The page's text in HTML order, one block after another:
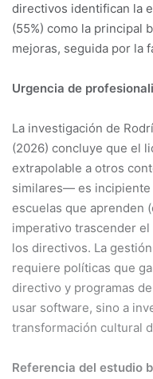
directivos identifican la
(55%) como la principal
mejoras, seguida por la
Urgencia de
La investigación de
(2026) concluye que el
extrapolable a otros
similares— es incipiente
escuelas que aprenden
imperativo trascender
los directivos. La
requiere políticas que
directivo y programas
usar software, sino a
transformación cultural
Referencia del estudio